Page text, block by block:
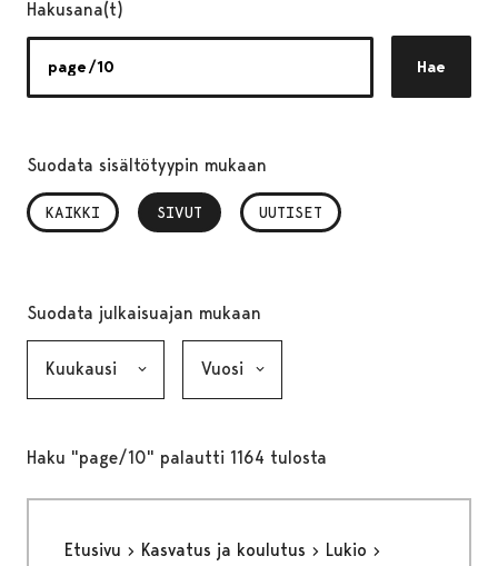
Hakusana(t)
Hae
Suodata sisältötyypin mukaan
KAIKKI SIVUT
, VALITTU UUTISET
Suodata julkaisuajan mukaan
Haku "page/10" palautti 1164 tulosta
Etusivu Kasvatus ja koulutus
Lukio